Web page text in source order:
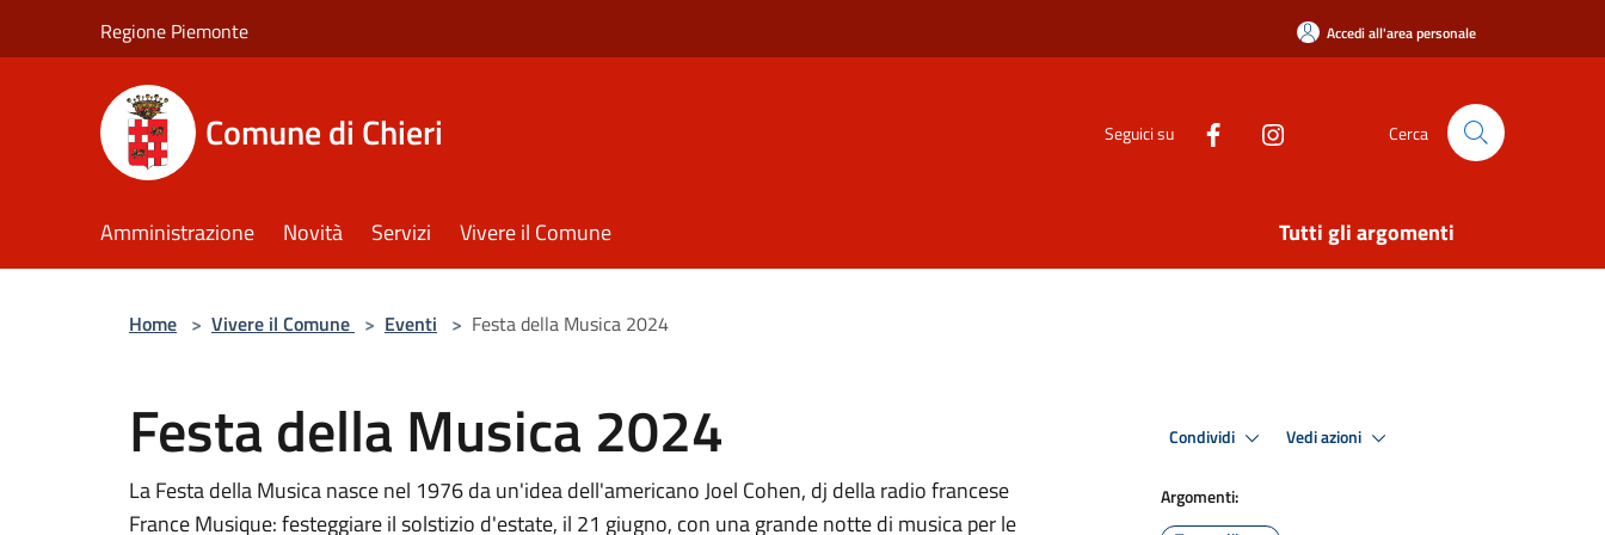
Regione Piemonte Accedi all'area personale
Comune di Chieri Seguici su Cerca
Amministrazione Novità Servizi Vivere il Comune Tutti gli argomenti
Home > Vivere il Comune > Eventi > Festa della Musica 2024
Festa della Musica 2024
La Festa della Musica nasce nel 1976 da un'idea dell'americano Joel Cohen, dj della radio francese
France Musique: festeggiare il solstizio d'estate, il 21 giugno, con una grande notte di musica per le
Condividi Vedi azioni
Argomenti: